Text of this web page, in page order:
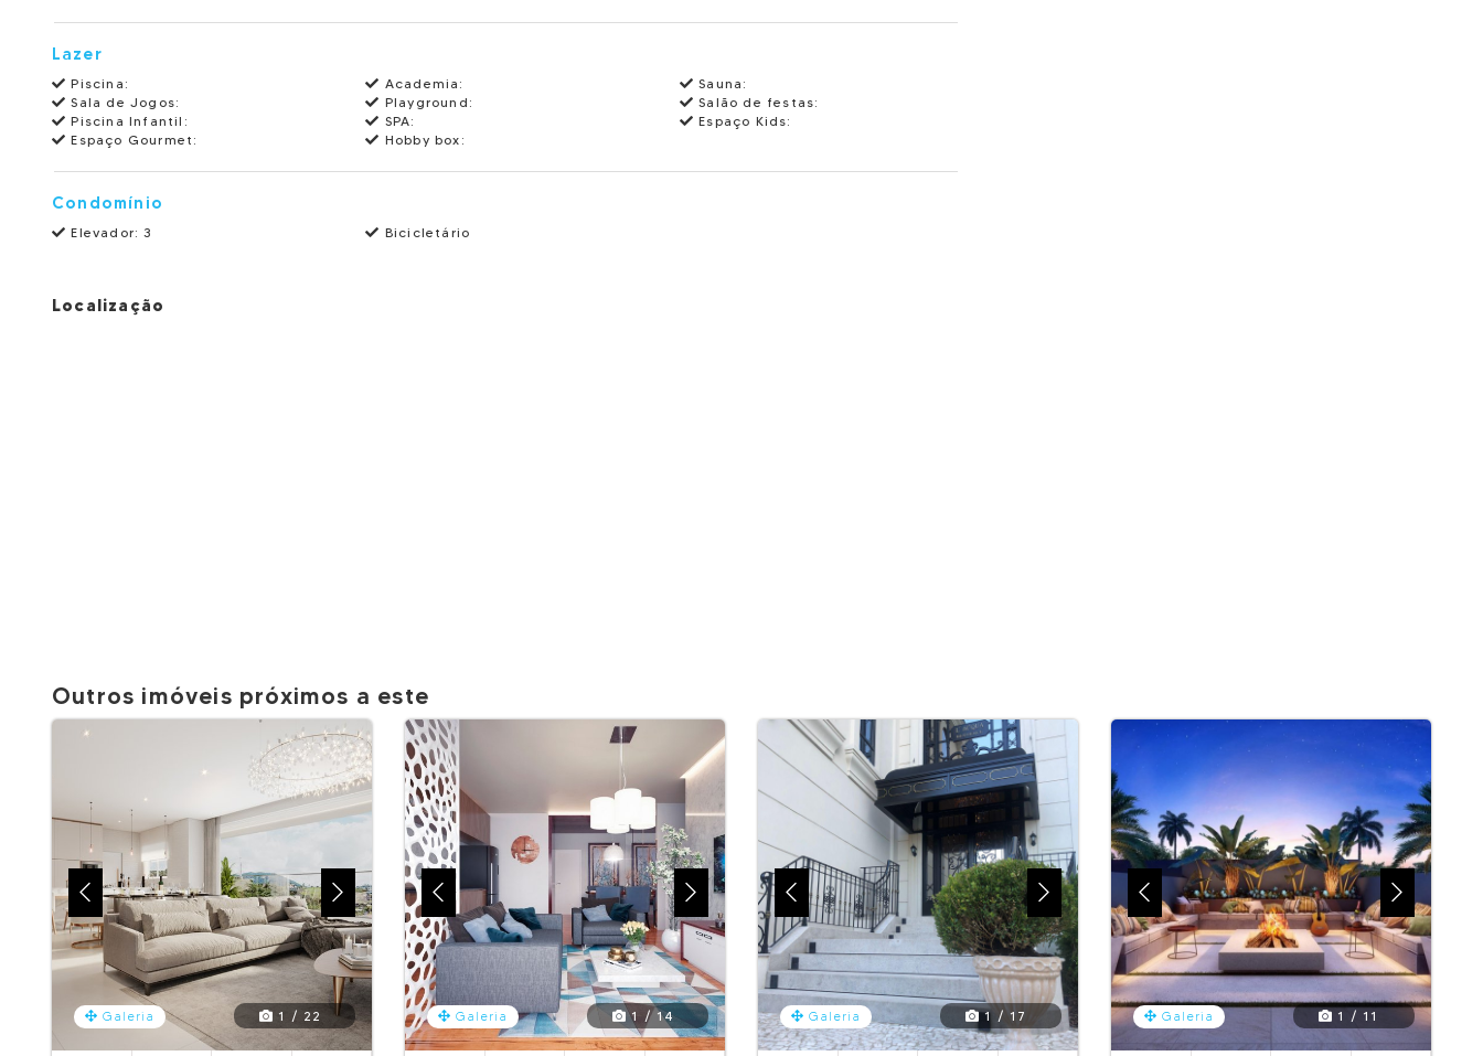
Lazer
Piscina: Academia:
Sauna:
Sala de Jogos:
Playground:
Salão de festas:
Piscina Infantil:
SPA:
Espaço Kids:
Espaço Gourmet:
Hobby box:
Condomínio
Elevador: 3 Bicicletário
Localização
Outros imóveis próximos a este
Galeria 1 / 22 Galeria 1 / 14 Galeria 1 / 17 Galeria 1 / 11